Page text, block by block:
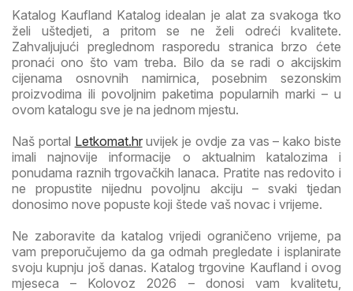
Katalog Kaufland Katalog idealan je alat za svakoga tko
želi uštedjeti, a pritom se ne želi odreći kvalitete.
Zahvaljujući preglednom rasporedu stranica brzo ćete
pronaći ono što vam treba. Bilo da se radi o akcijskim
cijenama osnovnih namirnica, posebnim sezonskim
proizvodima ili povoljnim paketima popularnih marki – u
ovom katalogu sve je na jednom mjestu.
Naš portal Letkomat.hruvijek je ovdje za vas – kako biste
imali najnovije informacije o aktualnim katalozima i
ponudama raznih trgovačkih lanaca. Pratite nas redovito i
ne propustite nijednu povoljnu akciju – svaki tjedan
donosimo nove popuste koji štede vaš novac i vrijeme.
Ne zaboravite da katalog vrijedi ograničeno vrijeme, pa
vam preporučujemo da ga odmah pregledate i isplanirate
svoju kupnju još danas. Katalog trgovine Kaufland i ovog
mjeseca – Kolovoz 2026 – donosi vam kvalitetu,